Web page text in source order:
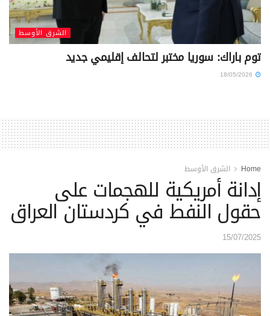
الشرق الأوسط
توم باراك: سوريا مختبر لتحالف إقليمي جديد
Home الشرق الأوسط
إدانة أمريكية للهجمات على
حقول النفط في كردستان العراق
15/07/2025